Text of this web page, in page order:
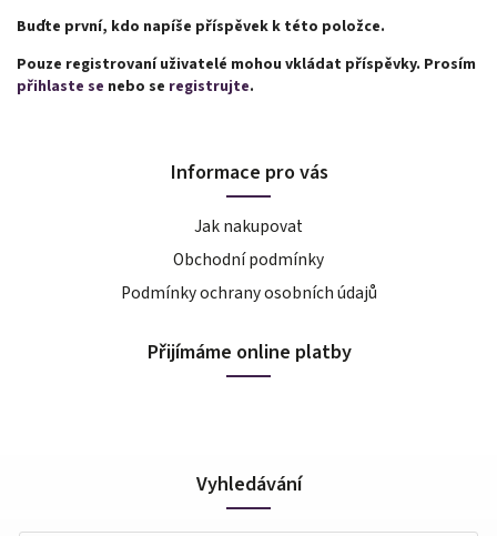
Buďte první, kdo napíše příspěvek k této položce.
Pouze registrovaní uživatelé mohou vkládat příspěvky. Prosím
přihlaste se nebo se registrujte.
Informace pro vás
Jak nakupovat
Obchodní podmínky
Podmínky ochrany osobních údajů
Přijímáme online platby
Vyhledávání